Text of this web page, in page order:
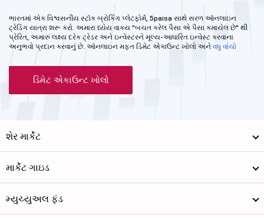
ભારતમાં એક વિશ્વસનીય સ્ટૉક બ્રોકિંગ પ્લેટફોર્મ, 5paisa સાથે સરળ ઑનલાઇન
ટ્રેડિંગ યાત્રા શરૂ કરો. અમારા ધ્યેય વાક્ય "બચત કરેલ પૈસા એ પૈસા કમાયેલ છે" થી
પ્રેરિત, અમારું લક્ષ્ય દરેક ટ્રેડર અને ઇન્વેસ્ટરને મૂલ્ય-આધારિત ઇન્વેસ્ટ કરવાના
અનુભવો પ્રદાન કરવાનું છે. ઑનલાઇન મફત ડિમેટ એકાઉન્ટ ખોલો અને વધુ વાંચો
ડિમેટ એકાઉન્ટ ખોલો
શેર માર્કેટ
માર્કેટ ગાઇડ
મ્યુચ્યુઅલ ફંડ